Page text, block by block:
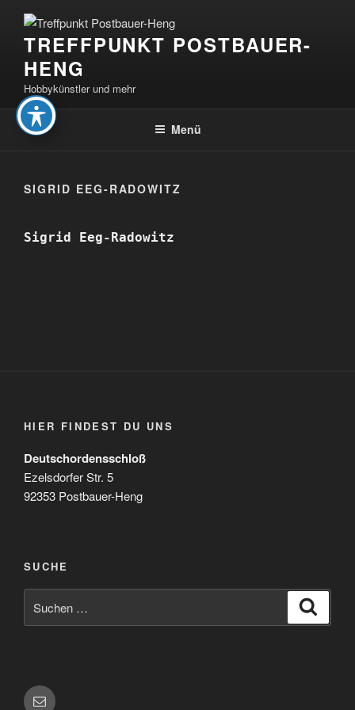
Inhalt
springenTREFFPUNKT POSTBAUER-
HENG
Hobbykünstler und mehr
Menü
SIGRID EEG-RADOWITZ
Sigrid Eeg-Radowitz
HIER FINDEST DU UNS
Deutschordensschloß
Ezelsdorfer Str. 5
92353 Postbauer-Heng
SUCHE
nach:
E-